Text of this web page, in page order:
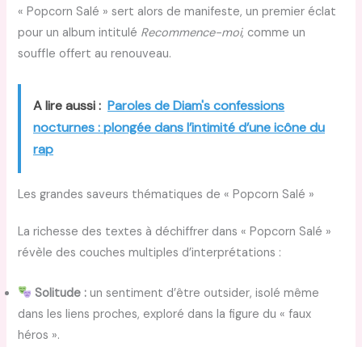
« Popcorn Salé » sert alors de manifeste, un premier éclat
pour un album intitulé Recommence-moi, comme un
souffle offert au renouveau.
A lire aussi : Paroles de Diam's confessions
nocturnes : plongée dans l’intimité d’une icône du
rap
Les grandes saveurs thématiques de « Popcorn Salé »
La richesse des textes à déchiffrer dans « Popcorn Salé »
révèle des couches multiples d’interprétations :
Solitude : un sentiment d’être outsider, isolé même
dans les liens proches, exploré dans la figure du « faux
héros ».